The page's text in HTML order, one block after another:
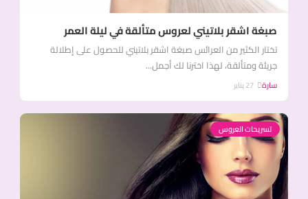
صبغة اشقر بلاتيني لعروس متألقة في ليلة العمر
تختار الكثير من العرائس صبغة اشقر بلاتيني للحصول على إطلالة
جريئة ومتألقة، لهذا اخترنا لك أجمل...
سارة
تسريحات العروس